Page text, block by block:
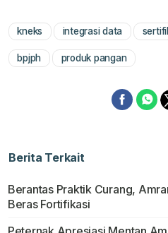
kneks integrasi data
bpjph produk pangan
Berita Terkait
Berantas Praktik Curang,
Beras Fortifikasi